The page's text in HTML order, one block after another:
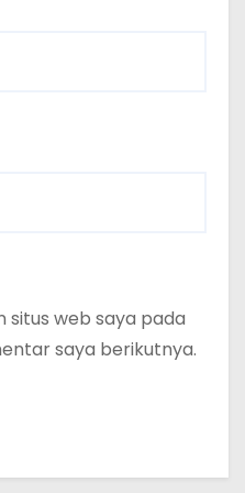
situs web saya pada
saya berikutnya.